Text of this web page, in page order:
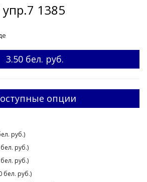
1385
3.50 бел. руб.
опции
руб.)
руб.)
руб.)
бел. руб.)